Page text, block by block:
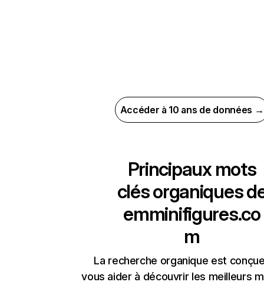
Accéder à 10 ans de données →
Principaux mots
clés organiques
emminifigures.co
m
La recherche organique est
vous aider à découvrir les meilleurs